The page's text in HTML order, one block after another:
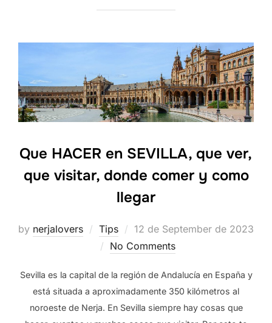
Que HACER en SEVILLA, que ver,
que visitar, donde comer y como
llegar
by nerjalovers Tips
Posted
on
12 de September de 2023
No Comments
Sevilla es la capital de la región de Andalucía en España y
está situada a aproximadamente 350 kilómetros al
noroeste de Nerja. En Sevilla siempre hay cosas que